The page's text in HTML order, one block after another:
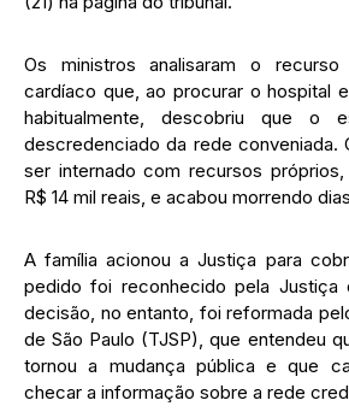
Os ministros analisaram o
cardíaco que, ao procurar o hospital
habitualmente, descobriu que o
descredenciado da rede conveniada.
ser internado com recursos
R$ 14 mil reais, e acabou morrendo
A família acionou a Justiça para
pedido foi reconhecido pela Justiça
decisão, no entanto, foi reformada
de São Paulo (TJSP), que entendeu
tornou a mudança pública e que
checar a informação sobre a rede